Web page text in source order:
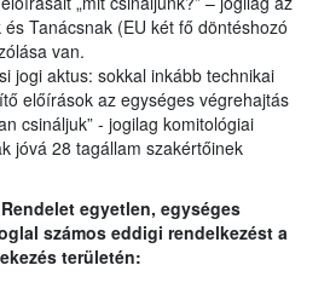
Tanácsnak (EU két fő döntéshozó
van.
jogi aktus: sokkal inkább technikai
előírások az egységes végrehajtás
csináljuk” - jogilag komitológiai
jóvá 28 tagállam szakértőinek
egyetlen, egységes
számos eddigi rendelkezést a
területén: